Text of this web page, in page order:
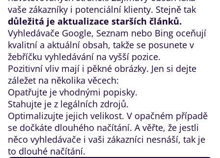
vaše zákazníky i potenciální klienty. Stejně tak
důležitá je aktualizace starších článků.
Vyhledávače Google, Seznam nebo Bing oceňují
kvalitní a aktuální obsah, takže se posunete v
žebříčku vyhledávání na vyšší pozice.
Pozitivní vliv mají i pěkné obrázky. Jen si dejte
záležet na několika věcech:
Opatřujte je vhodnými popisky.
Stahujte je z legálních zdrojů.
Optimalizujte jejich velikost. V opačném případě
se dočkáte dlouhého načítání. A věřte, že jestli
něco vyhledávače i vaši zákazníci nesnáší, tak je
to dlouhé načítání.